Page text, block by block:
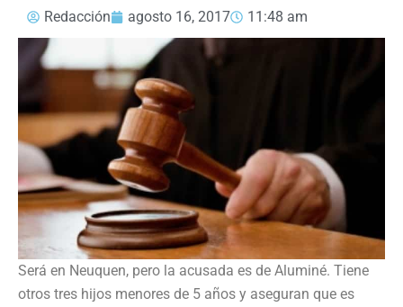
Redacción agosto 16, 2017 11:48 am
Será en Neuquen, pero la acusada es de Aluminé. Tiene
otros tres hijos menores de 5 años y aseguran que es